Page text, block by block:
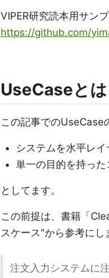
VIPER研究読本用サン
https://github.com/
UseCaseとは
この記事でのUseCase
システムを水平レ
単一の目的を持った
としてます。
この前提は、書籍「
スケース"から参考にし
注文入力システムに